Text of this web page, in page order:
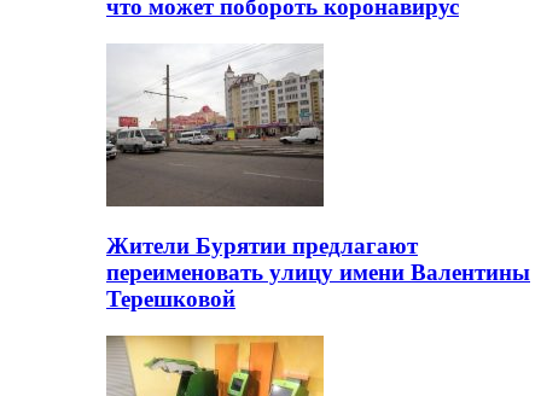
что может побороть коронавирус
Жители Бурятии предлагают
переименовать улицу имени Валентины
Терешковой